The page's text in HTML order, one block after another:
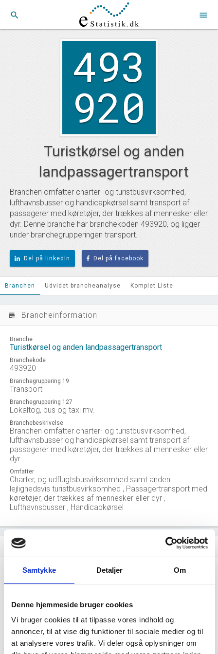
Samtykke Detaljer Om
Denne hjemmeside bruger cookies
Vi bruger cookies til at tilpasse vores indhold og
annoncer, til at vise dig funktioner til sociale medier og til
at analysere vores trafik. Vi deler også oplysninger om
search menu
493
920
Turistkørsel og anden
landpassagertransport
Branchen omfatter charter- og turistbusvirksomhed,
lufthavnsbusser og handicapkørsel samt transport af
passagerer med køretøjer, der trækkes af mennesker eller
dyr. Denne branche har branchekoden 493920, og ligger
under branchegrupperingen transport.
Del på linkedIn Del på facebook
Branchen Udvidet brancheanalyse Komplet Liste
store_mall_directory Brancheinformation
Branche
Turistkørsel og anden landpassagertransport
Branchekode
493920
Branchegruppering 19
Transport
Branchegruppering 127
Lokaltog, bus og taxi mv.
Branchebeskrivelse
Branchen omfatter charter- og turistbusvirksomhed,
lufthavnsbusser og handicapkørsel samt transport af
passagerer med køretøjer, der trækkes af mennesker eller
dyr.
Omfatter
Charter, og udflugtsbusvirksomhed samt anden
lejlighedsvis turistbusvirksomhed , Passagertransport med
køretøjer, der trækkes af mennesker eller dyr ,
Lufthavnsbusser , Handicapkørsel
history Nøgletal for branchen (beskæftigelse, november 2023)
location_city 0
Virksomheder i branchen
money 1.322 mio. DKK
Salg i branchen (2024)
local_shipping 310 mio. DKK